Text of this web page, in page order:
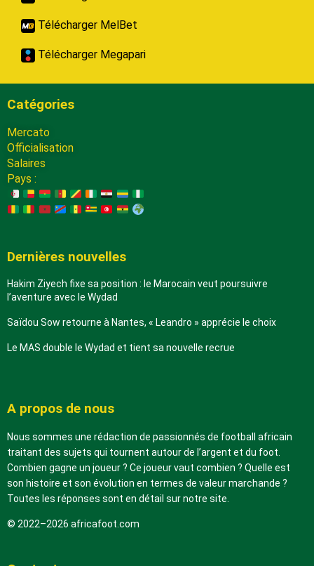
Télécharger MelBet
Télécharger Megapari
Catégories
Mercato
Officialisation
Salaires
Pays :
Dernières nouvelles
Hakim Ziyech fixe sa position : le Marocain veut poursuivre
l’aventure avec le Wydad
Saïdou Sow retourne à Nantes, « Leandro » apprécie le choix
Le MAS double le Wydad et tient sa nouvelle recrue
A propos de nous
Nous sommes une rédaction de passionnés de football africain
traitant des sujets qui tournent autour de l’argent et du foot.
Combien gagne un joueur ? Ce joueur vaut combien ? Quelle est
son histoire et son évolution en termes de valeur marchande ?
Toutes les réponses sont en détail sur notre site.
© 2022–2026 africafoot.com